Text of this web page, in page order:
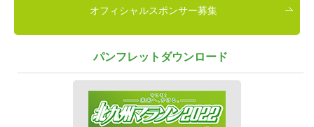
オフィシャルスポンサー募集
パンフレットダウンロード